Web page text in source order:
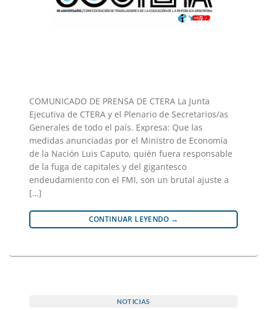
COMUNICADO DE PRENSA DE CTERA La Junta
Ejecutiva de CTERA y el Plenario de Secretarios/as
Generales de todo el país. Expresa: Que las
medidas anunciadas por el Ministro de Economía
de la Nación Luis Caputo, quién fuera responsable
de la fuga de capitales y del gigantesco
endeudamiento con el FMI, son un brutal ajuste a
[…]
CONTINUAR LEYENDO →
NOTICIAS